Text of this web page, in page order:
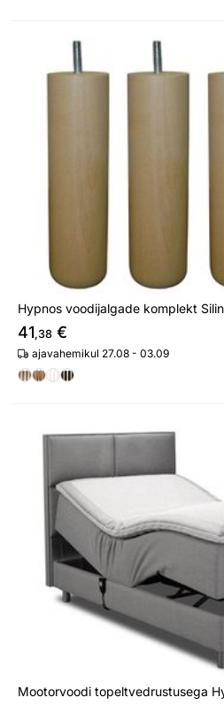
Hypnos voodijalgade
Hypnos voodijalgade komplekt
41,38 €
ajavahemikul 27.08 - 03.09
Mootorvoodi topeltvedrustusega